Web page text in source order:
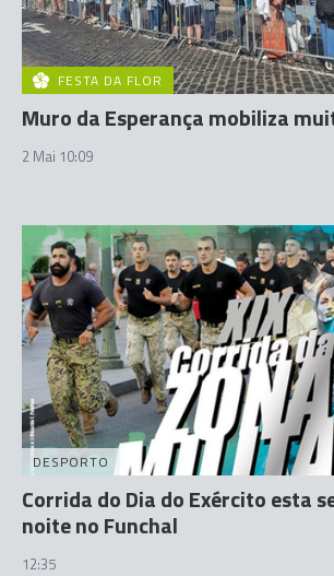
FESTA DA FLOR
Muro da Esperança mobiliza
2 Mai 10:09
DESPORTO
Corrida do Dia do Exército esta
noite no Funchal
12:35